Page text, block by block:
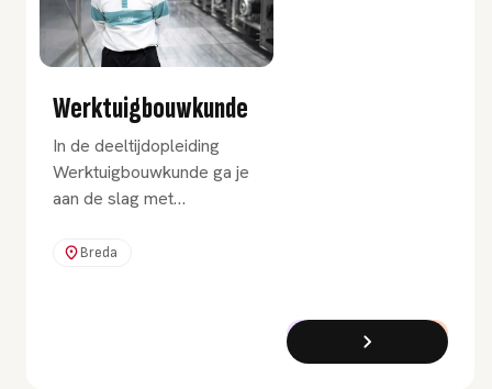
Werktuigbouwkunde
In de deeltijdopleiding
Werktuigbouwkunde ga je
aan de slag met
ontwerp, productie-,
Breda